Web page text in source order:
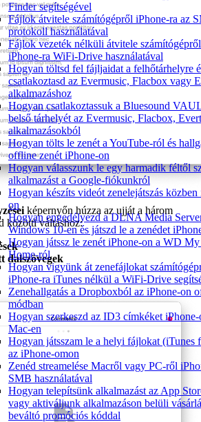
Finder segítségével
Fájlok átvitele számítógépről iPhone-ra az
protokoll használatával
Fájlok vezeték nélküli átvitele számítógépről
iPhone-ra WiFi-Drive használatával
Hogyan töltsd fel fájljaidat a felhőtárhelyre
csatlakoztasd az Evermusic, Flacbox vagy
alkalmazáshoz
Hogyan csatlakoztassuk a Bluesound
belső tárhelyét az Evermusic, Flacbox,
alkalmazásokból
Hogyan tölts le zenét a YouTube-ról és
offline zenét iPhone-on
Hogyan válasszunk le egy harmadik féltől
alkalmazást a Google-fiókunkról
Hogyan készíts videót zenelejátszás közben
on
Hogyan engedélyezd a DLNA Media
Windows 10-en és játszd le a zenédet
Hogyan játssz le zenét iPhone-on a WD
Home-ról
Hogyan vigyünk át zenefájlokat
iPhone-ra iTunes nélkül a WiFi-Drive
Zenehallgatás a Dropboxból az iPhone-on
módban
Hogyan szerkeszd az ID3 címkéket iPhone-
Mac-en
Hogyan játsszam le a helyi fájlokat (iTunes
az iPhone-omon
Zenéd streamelése Macről vagy PC-ről
SMB használatával
Hogyan telepítsünk alkalmazást az App
vagy aktiváljunk alkalmazáson belüli
beváltó promóciós kóddal
képernyőn húzza az ujját a három
közötti váltáshoz:
dalszövegek